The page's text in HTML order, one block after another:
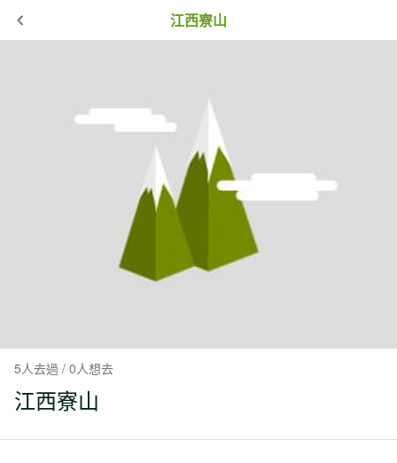
江西寮山
5人去過 / 0人想去
江西寮山